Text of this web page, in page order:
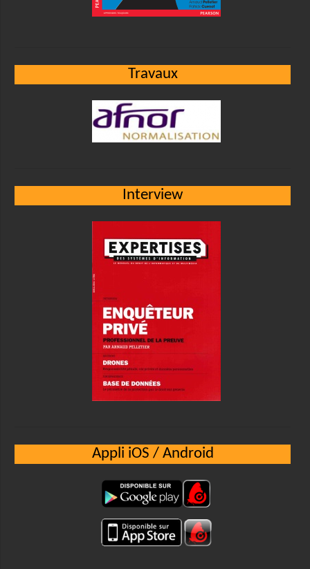
Travaux
Interview
Appli iOS / Android